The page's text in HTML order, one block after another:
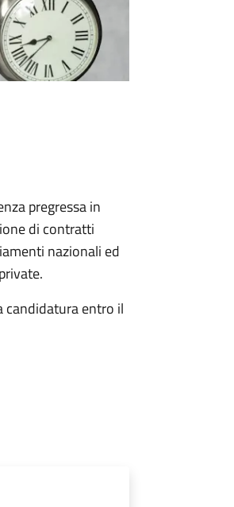
pregressa in
di contratti
nazionali ed
candidatura entro il